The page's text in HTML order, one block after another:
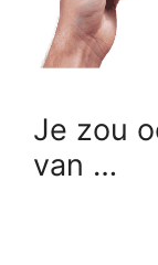
Je zou
van …